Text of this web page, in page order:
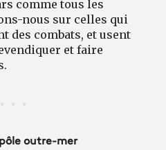
comme tous les
nous sur celles qui
des combats, et usent
et faire
outre-mer